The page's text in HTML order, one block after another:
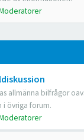
allmänna bilfrågor
i övriga forum.